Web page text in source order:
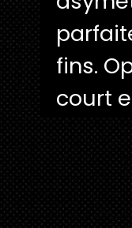
fins.
court
fins.
court